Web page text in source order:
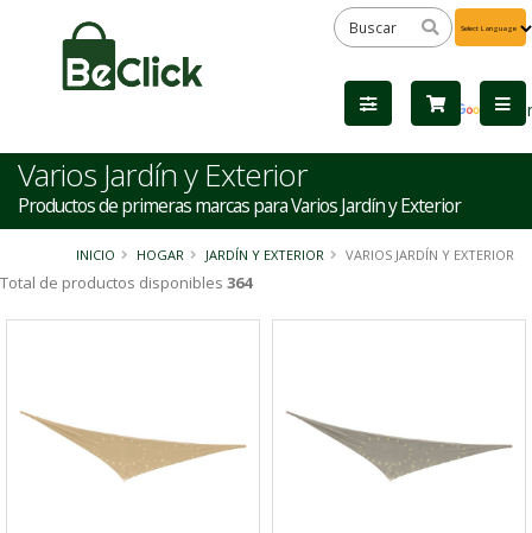
by
Varios Jardín y Exterior
Productos de primeras marcas para Varios Jardín y Exterior
INICIO HOGAR JARDÍN Y EXTERIOR VARIOS JARDÍN Y EXTERIOR
Total de productos disponibles 364